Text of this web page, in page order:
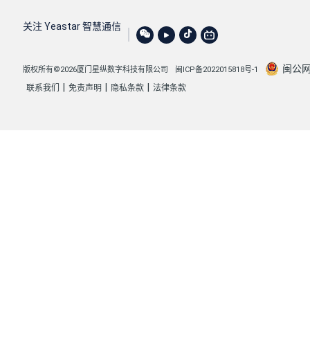
关注 Yeastar 智慧通信
版权所有©2026厦门星纵数字科技有限公司 闽ICP备2022015818号-1 闽公
联系我们 免责声明 隐私条款 法律条款